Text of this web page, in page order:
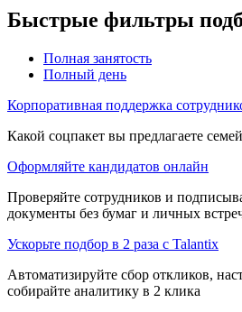
Быстрые фильтры
Полная занятость
Полный день
Корпоративная поддержка
Какой соцпакет вы предлагаете
Оформляйте кандидатов онлайн
Проверяйте сотрудников и
документы без бумаг и личных
Ускорьте подбор в 2 раза с Talantix
Автоматизируйте сбор откликов,
собирайте аналитику в 2 клика